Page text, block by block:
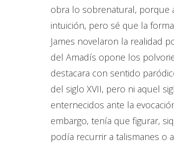
obra lo sobrenatural, porque
intuición, pero sé que la
James novelaron la realidad
del Amadís opone los
destacara con sentido
del siglo XVII, pero ni aquel
enternecidos ante la
embargo, tenía que figurar,
podía recurrir a talismanes o